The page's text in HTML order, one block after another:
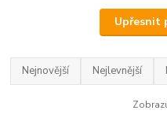
Upřesnit
Nejnovější Nejlevnější